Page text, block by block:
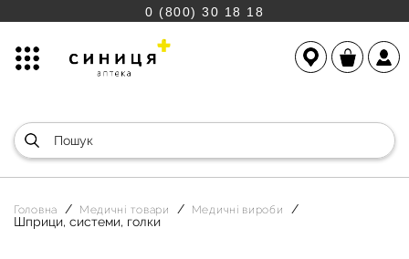
0 (800) 30 18 18
Головна Медичні товари Медичні вироби
Шприци, системи, голки